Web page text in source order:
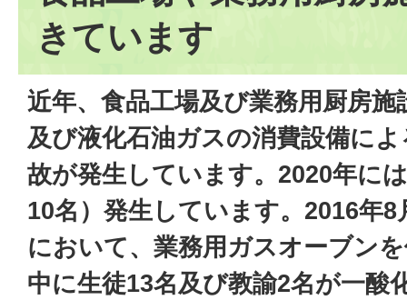
きています
近年、食品工場及び業務用厨房
及び液化石油ガスの消費設備に
故が発生しています。2020年に
10名）発生しています。2016年
において、業務用ガスオーブン
中に生徒13名及び教諭2名が一酸